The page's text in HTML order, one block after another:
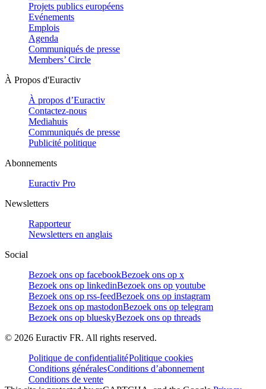
Projets publics européens
Evénements
Emplois
Agenda
Communiqués de presse
Members’ Circle
À Propos d'Euractiv
À propos d’Euractiv
Contactez-nous
Mediahuis
Communiqués de presse
Publicité politique
Abonnements
Euractiv Pro
Newsletters
Rapporteur
Newsletters en anglais
Social
Bezoek ons op facebookBezoek ons op x
Bezoek ons op linkedinBezoek ons op youtube
Bezoek ons op rss-feedBezoek ons op instagram
Bezoek ons op mastodonBezoek ons op telegram
Bezoek ons op blueskyBezoek ons op threads
© 2026 Euractiv FR. All rights reserved.
Politique de confidentialitéPolitique cookies
Conditions généralesConditions d’abonnement
Conditions de vente